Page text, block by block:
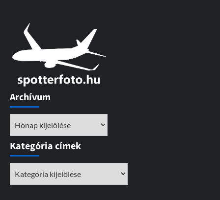
Archívum
Kategória címek